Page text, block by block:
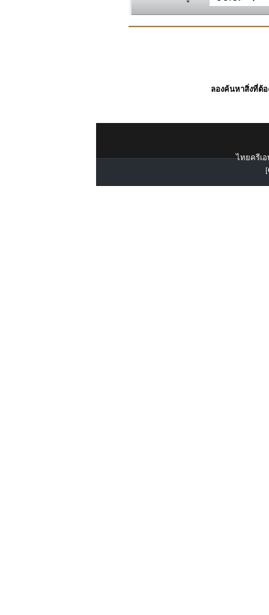
ลองค้นหาสิ่งที่ต้อ
ไทยครีเอ
[